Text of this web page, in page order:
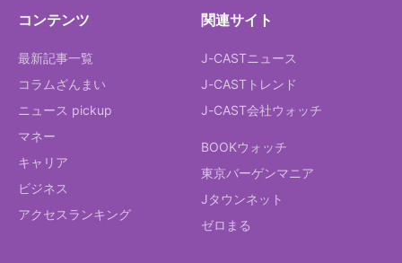
コンテンツ
最新記事一覧
コラムざんまい
ニュース pickup
マネー
キャリア
ビジネス
アクセスランキング
関連サイト
J-CASTニュース
J-CASTトレンド
J-CAST会社ウォッチ
BOOKウォッチ
東京バーゲンマニア
Jタウンネット
ゼロまる